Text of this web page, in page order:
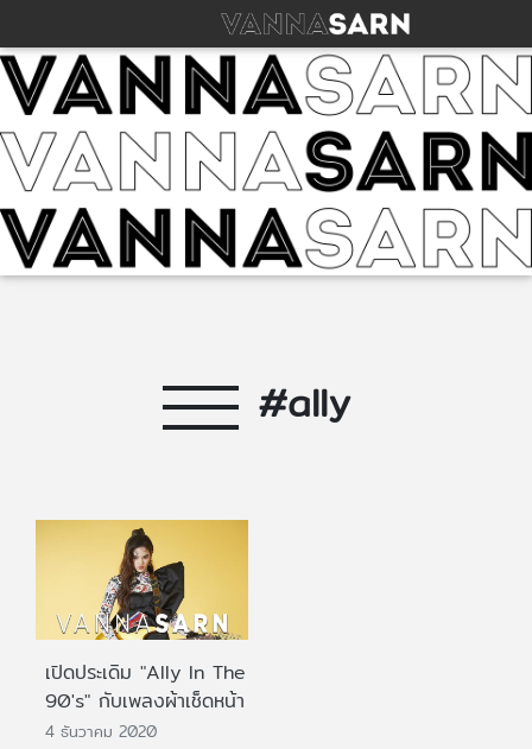
#ally
เปิดประเดิม "Ally In The
90's" กับเพลงผ้าเช็ดหน้า
4 ธันวาคม 2020